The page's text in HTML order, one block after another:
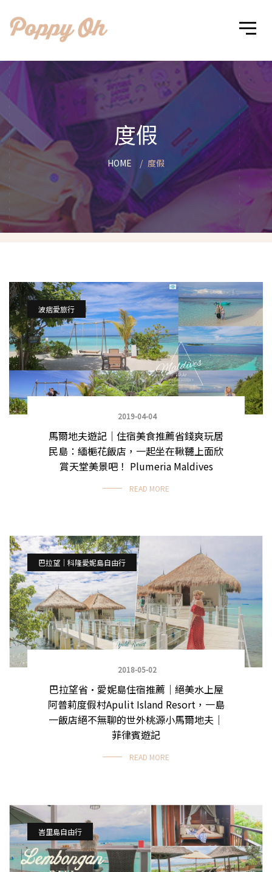
度假
HOME 度假
波痞愛旅行
2019-04-04
馬爾地夫遊記｜住宿美食推薦省錢爽玩居
民島：緬梔花飯店，一起坐在鞦韆上面欣
賞天堂美景吧！ Plumeria Maldives
READ MORE
巴拉望｜科隆愛妮島自由行
2018-05-02
巴拉望省•愛妮島住宿推薦｜絕美水上屋
阿普莉度假村Apulit Island Resort，一島
一飯店絕不無聊的世外桃源小馬爾地夫｜
菲律賓遊記
READ MORE
峇里島自由行